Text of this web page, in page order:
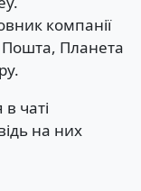
компанії
Пошта, Планета
чаті
на них